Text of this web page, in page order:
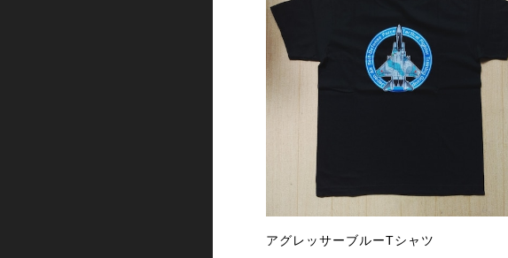
アグレッサーブルーTシャツ